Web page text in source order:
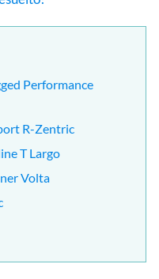
Performance
R-Zentric
T Largo
Volta